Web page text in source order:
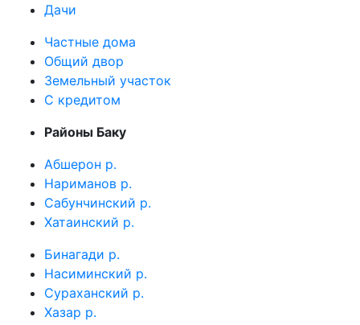
Дачи
Частные дома
Общий двор
Земельный участок
C кредитом
Районы Баку
Абшерон р.
Нариманов р.
Сабунчинский р.
Хатаинский р.
Бинагади р.
Насиминский р.
Сураханский р.
Хазар р.